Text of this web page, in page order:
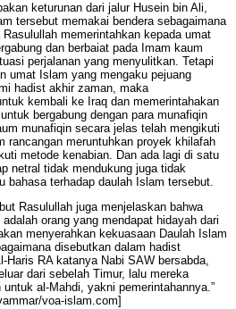
keturunan dari jalur Husein bin Ali,
tersebut memakai bendera sebagaimana
memerintahkan kepada umat
dan berbaiat pada Imam kaum
perjalanan yang menyulitkan. Tetapi
umat Islam yang mengaku pejuang
hadist akhir zaman, maka
kembali ke Iraq dan memerintahakan
bergabung dengan para munafiqin
munafiqin secara jelas telah mengikuti
rancangan meruntuhkan proyek khilafah
metode kenabian. Dan ada lagi di satu
netral tidak mendukung juga tidak
bahasa terhadap daulah Islam tersebut.
Rasulullah juga menjelaskan bahwa
orang yang mendapat hidayah dari
menyerahkan kekuasaan Daulah Islam
disebutkan dalam hadist
Haris RA katanya Nabi SAW bersabda,
dari sebelah Timur, lalu mereka
al-Mahdi, yakni pemerintahannya.”
voa-islam.com]